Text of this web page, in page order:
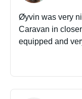
Øyvin was very
Caravan in
equipped and